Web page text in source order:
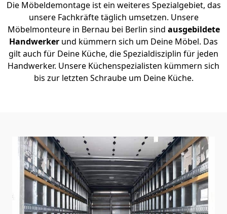
Die Möbeldemontage ist ein weiteres Spezialgebiet, das
unsere Fachkräfte täglich umsetzen. Unsere
Möbelmonteure in Bernau bei Berlin sind ausgebildete
Handwerker und kümmern sich um Deine Möbel. Das
gilt auch für Deine Küche, die Spezialdisziplin für jeden
Handwerker. Unsere Küchenspezialisten kümmern sich
bis zur letzten Schraube um Deine Küche.